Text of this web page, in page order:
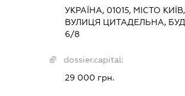
УКРАЇНА, 01015, МІСТО КИЇВ,
ВУЛИЦЯ ЦИТАДЕЛЬНА,
6/8
dossier.capital:
29 000 грн.